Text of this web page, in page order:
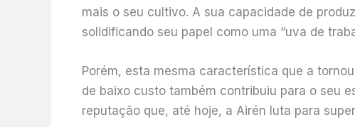
mais o seu cultivo. A sua capacidade de
solidificando seu papel como uma “uva de
Porém, esta mesma característica que a
de baixo custo também contribuiu para o seu
reputação que, até hoje, a Airén luta para